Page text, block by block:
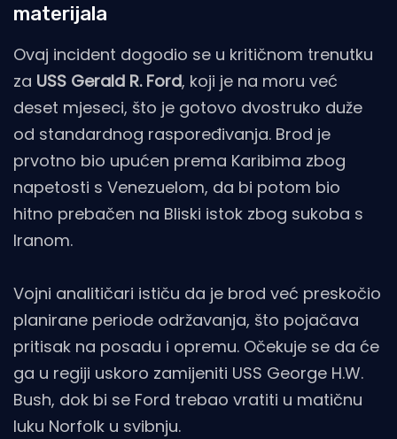
materijala
Ovaj incident dogodio se u kritičnom trenutku
za USS Gerald R. Ford, koji je na moru već
deset mjeseci, što je gotovo dvostruko duže
od standardnog raspoređivanja. Brod je
prvotno bio upućen prema Karibima zbog
napetosti s Venezuelom, da bi potom bio
hitno prebačen na Bliski istok zbog sukoba s
Iranom.
Vojni analitičari ističu da je brod već preskočio
planirane periode održavanja, što pojačava
pritisak na posadu i opremu. Očekuje se da će
ga u regiji uskoro zamijeniti USS George H.W.
Bush, dok bi se Ford trebao vratiti u matičnu
luku Norfolk u svibnju.